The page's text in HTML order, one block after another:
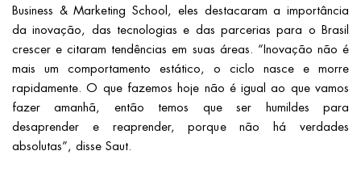
Business & Marketing School, eles destacaram a importância
da inovação, das tecnologias e das parcerias para o Brasil
crescer e citaram tendências em suas áreas. “Inovação não é
mais um comportamento estático, o ciclo nasce e morre
rapidamente. O que fazemos hoje não é igual ao que vamos
fazer amanhã, então temos que ser humildes para
desaprender e reaprender, porque não há verdades
absolutas”, disse Saut.